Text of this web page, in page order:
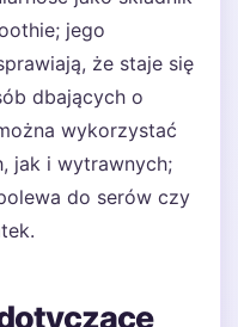
jego
że staje się
dbających o
wykorzystać
jak i wytrawnych;
do serów czy